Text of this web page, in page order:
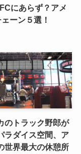
にあらず？アメ
ーン５選！
のトラック野郎が
ラダイス空間、ア
世界最大の休憩所